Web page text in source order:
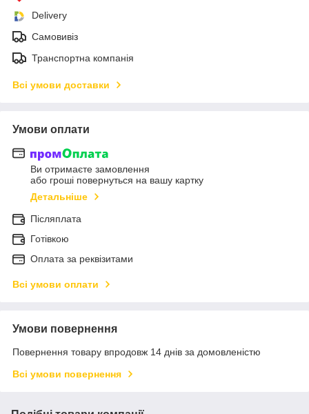
Delivery
Самовивіз
Транспортна компанія
Всі умови доставки
Умови оплати
Ви отримаєте замовлення
або гроші повернуться на вашу картку
Детальніше
Післяплата
Готівкою
Оплата за реквізитами
Всі умови оплати
Умови повернення
Повернення товару впродовж 14 днів за домовленістю
Всі умови повернення